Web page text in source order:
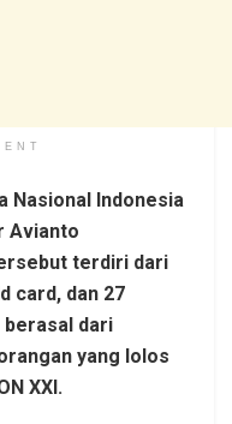
Nasional Indonesia
Avianto
terdiri dari
card, dan 27
berasal dari
yang lolos
XXI.